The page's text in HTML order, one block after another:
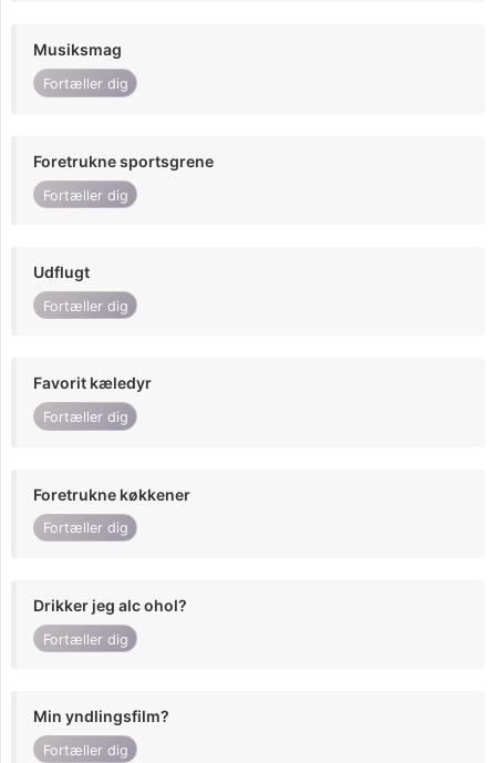
Musiksmag
Fortæller dig
Foretrukne sportsgrene
Fortæller dig
Udflugt
Fortæller dig
Favorit kæledyr
Fortæller dig
Foretrukne køkkener
Fortæller dig
Drikker jeg alc ohol?
Fortæller dig
Min yndlingsfilm?
Fortæller dig